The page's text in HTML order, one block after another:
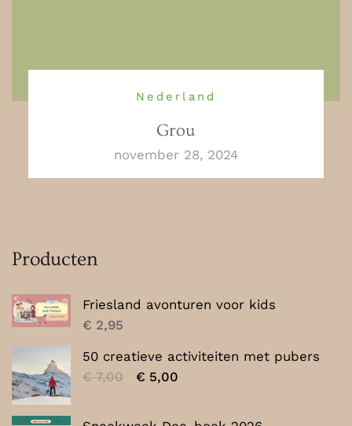
Nederland
Grou
november 28, 2024
Producten
Friesland avonturen voor kids
€ 2,95
50 creatieve activiteiten met pubers
€7,00
Oorspronkelijke
was:
€ 5,00